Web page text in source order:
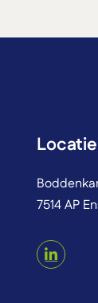
Locatie
7514 AP